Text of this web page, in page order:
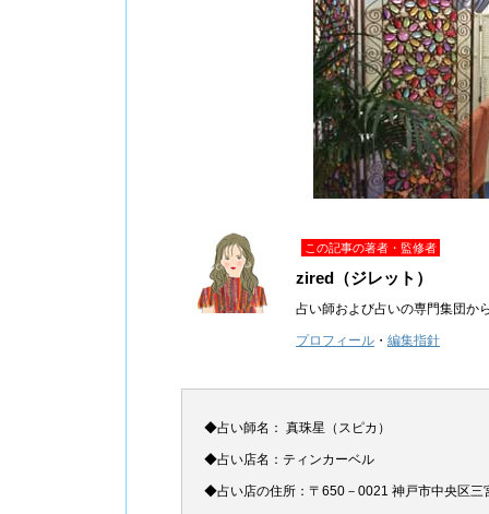
この記事の著者・監修者
zired（ジレット）
占い師および占いの専門集団か
プロフィール ・ 編集指針
◆占い師名： 真珠星（スピカ）
◆占い店名：ティンカーベル
◆占い店の住所：〒650－0021 神戸市中央区三